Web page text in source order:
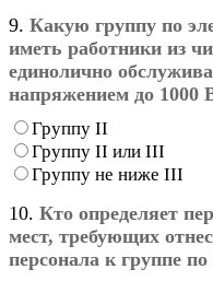
9. Какую группу по
иметь работники из
единолично
напряжением до 1000
Группу II
Группу II или III
Группу не ниже III
10. Кто определяет
мест, требующих
персонала к группе по